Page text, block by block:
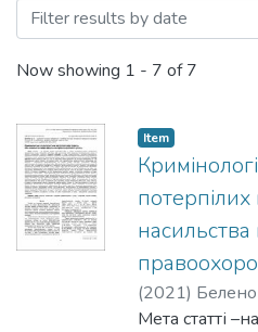
Now showing 1 - 7 of 7
Item
потерпілих
(2021)
Мета статті